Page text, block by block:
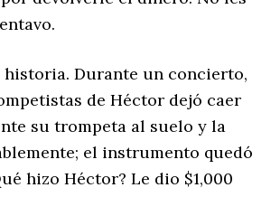
historia. Durante un concierto,
de Héctor dejó caer
su trompeta al suelo y la
el instrumento quedó
hizo Héctor? Le dio $1,000